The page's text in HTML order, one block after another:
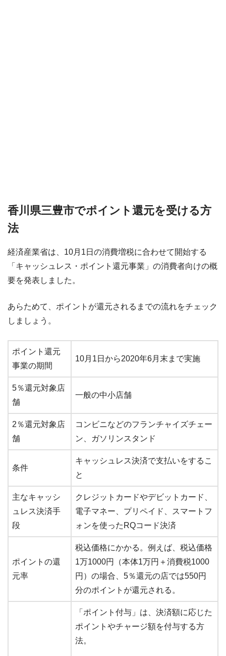
香川県三豊市でポイント還元を受ける方
法
経済産業省は、10月1日の消費増税に合わせて開始する
「キャッシュレス・ポイント還元事業」の消費者向けの概
要を発表しました。
あらためて、ポイントが還元されるまでの流れをチェック
しましょう。
ポイント還元
事業の期間
10月1日から2020年6月末まで実施
5％還元対象店
舗
一般の中小店舗
2％還元対象店
舗
コンビニなどのフランチャイズチェー
ン、ガソリンスタンド
条件
キャッシュレス決済で支払いをするこ
と
主なキャッシ
ュレス決済手
段
クレジットカードやデビットカード、
電子マネー、プリペイド、スマートフ
ォンを使ったRQコード決済
ポイントの還
元率
税込価格にかかる。例えば、税込価格
1万1000円（本体1万円＋消費税1000
円）の場合、5％還元の店では550円
分のポイントが還元される。
「ポイント付与」は、決済額に応じた
ポイントやチャージ額を付与する方
法。